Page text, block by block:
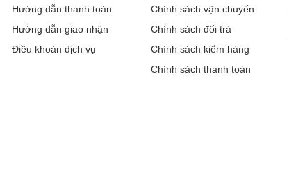
Hướng dẫn thanh toán
Hướng dẫn giao nhận
Điều khoản dịch vụ
Chính sách vận chuyển
Chính sách đổi trả
Chính sách kiểm hàng
Chính sách thanh toán